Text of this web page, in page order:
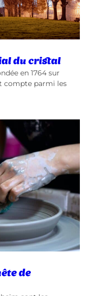
du cristal
en 1764 sur
compte parmi les
de